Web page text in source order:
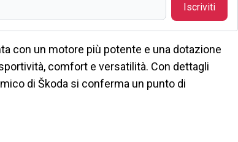
Iscriviti
con un motore più potente e una dotazione
comfort e versatilità. Con dettagli
di Škoda si conferma un punto di